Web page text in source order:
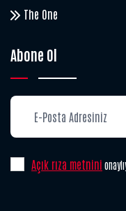
The One
Abone Ol
Açık rıza metnini